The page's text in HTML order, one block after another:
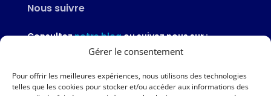
Gérer le consentement
Pour offrir les meilleures expériences, nous utilisons des technologies
telles que les cookies pour stocker et/ou accéder aux informations des
Nous suivre
Consulteznotre blogou suivez nous sur :